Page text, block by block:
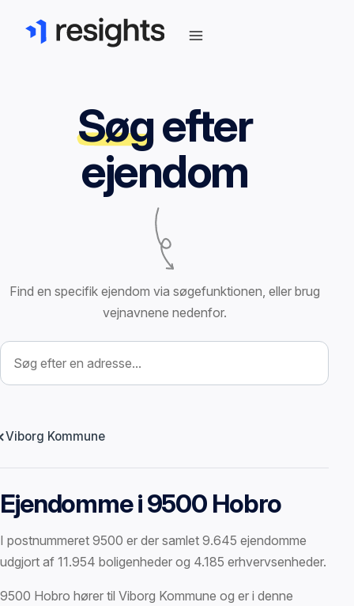
Søgefter
ejendom
Find en specifik ejendom via søgefunktionen, eller brug
vejnavnene nedenfor.
Søg efter ejendom
Viborg Kommune
Ejendomme i 9500 Hobro
I postnummeret 9500 er der samlet 9.645 ejendomme
udgjort af 11.954 boligenheder og 4.185 erhvervsenheder.
9500 Hobro hører til Viborg Kommune og er i denne